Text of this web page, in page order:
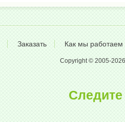
Заказать Как мы работаем
Copyright © 2005-